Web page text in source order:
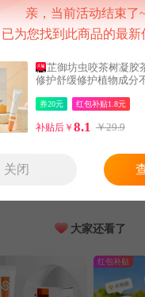
冰露
¥ 29
旗舰店
大家还看了
红包补贴
亲，当前活动结束了
已为您找到此商品的最新
芷御坊虫咬茶树凝胶
修护舒缓修护植物成分
券20元 红包补贴1.8元
补贴后￥ 8.1 ￥29.9
关闭